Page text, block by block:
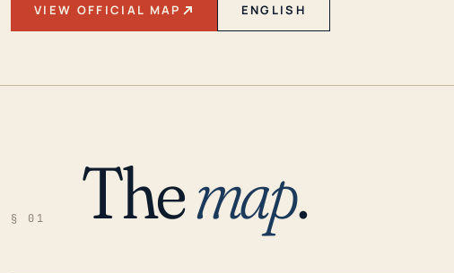
VIEW OFFICIAL MAP ENGLISH
§ 01 Themap.